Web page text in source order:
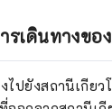
รเดินทางขอ
ปยังสถานีเกีย